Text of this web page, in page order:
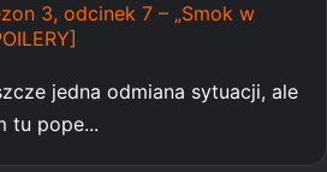
3, odcinek 7 – „Smok w
jedna odmiana sytuacji, ale
tu pope...